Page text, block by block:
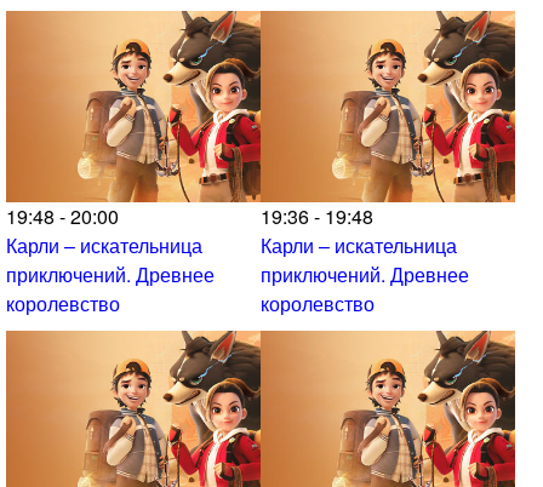
19:48 - 20:00
Карли – искательница
приключений. Древнее
королевство
19:36 - 19:48
Карли – искательница
приключений. Древнее
королевство